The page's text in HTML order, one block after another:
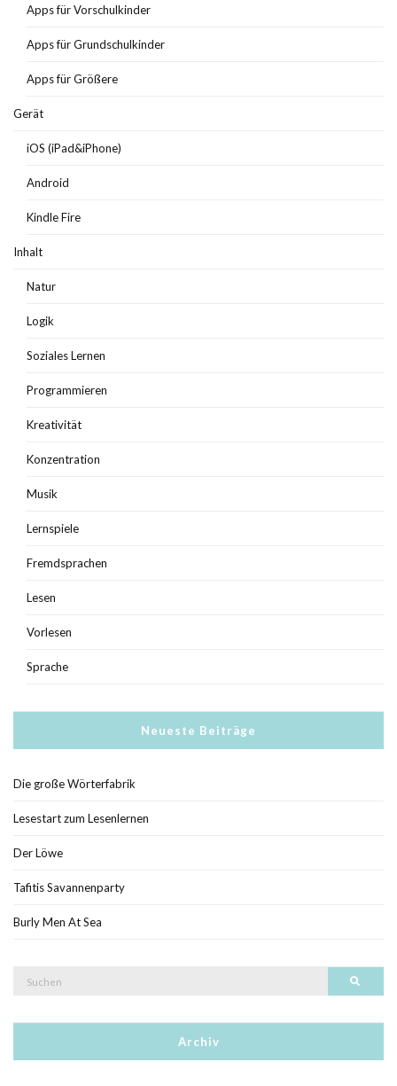
Apps für Vorschulkinder
Apps für Grundschulkinder
Apps für Größere
Gerät
iOS (iPad&iPhone)
Android
Kindle Fire
Inhalt
Natur
Logik
Soziales Lernen
Programmieren
Kreativität
Konzentration
Musik
Lernspiele
Fremdsprachen
Lesen
Vorlesen
Sprache
Neueste Beiträge
Die große Wörterfabrik
Lesestart zum Lesenlernen
Der Löwe
Tafitis Savannenparty
Burly Men At Sea
Archiv